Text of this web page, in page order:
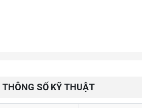
THÔNG SỐ KỸ THUẬT